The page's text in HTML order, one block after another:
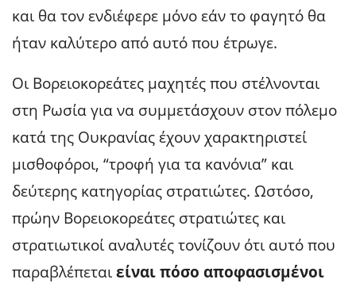
και θα τον ενδιέφερε μόνο εάν το φαγητό θα
ήταν καλύτερο από αυτό που έτρωγε.
Οι Βορειοκορεάτες μαχητές που στέλνονται
στη Ρωσία για να συμμετάσχουν στον πόλεμο
κατά της Ουκρανίας έχουν χαρακτηριστεί
μισθοφόροι, “τροφή για τα κανόνια” και
δεύτερης κατηγορίας στρατιώτες. Ωστόσο,
πρώην Βορειοκορεάτες στρατιώτες και
στρατιωτικοί αναλυτές τονίζουν ότι αυτό που
παραβλέπεταιείναι πόσο αποφασισμένοι